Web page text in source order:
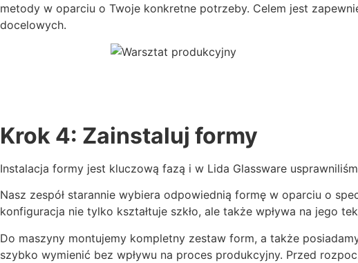
metody w oparciu o Twoje konkretne potrzeby. Celem jest
docelowych.
Krok 4: Zainstaluj formy
Instalacja formy jest kluczową fazą i w Lida Glassware
Nasz zespół starannie wybiera odpowiednią formę w oparciu o
konfiguracja nie tylko kształtuje szkło, ale także wpływa na jego
Do maszyny montujemy kompletny zestaw form, a także
szybko wymienić bez wpływu na proces produkcyjny. Przed